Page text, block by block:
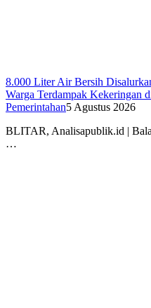
8.000 Liter Air Bersih
Warga Terdampak Kekeringan
Pemerintahan5 Agustus 2026
BLITAR, Analisapublik.id |
…